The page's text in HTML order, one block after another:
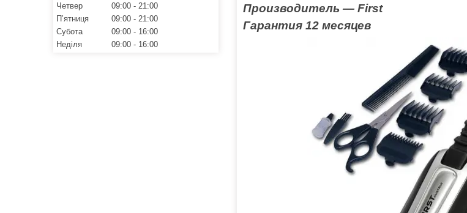
Производитель ― First
Гарантия 12 месяцев
Четвер
09:00
21:00
Пʼятниця
09:00
21:00
Субота
09:00
16:00
Неділя
09:00 16:00